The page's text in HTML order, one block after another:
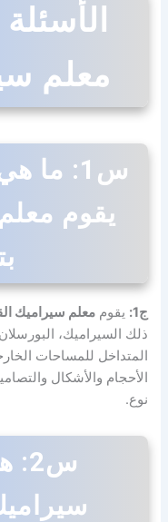
معلم
س1: ما
يقوم
ج1: يقوممعلم سيراميك
ذلك السيراميك،
المتداخل للمساحات
الأحجام والأشكال
نوع.